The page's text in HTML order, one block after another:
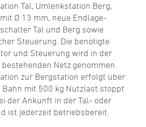
Tal, Umlenkstation Berg,
Ø 13 mm, neue Endlage-
Tal und Berg sowie
Steuerung. Die benötigte
und Steuerung wird in der
Netz genommen.
zur Bergstation erfolgt über
Bahn mit 500 kg Nutzlast stoppt
der Ankunft in der Tal- oder
ist jederzeit betriebsbereit.